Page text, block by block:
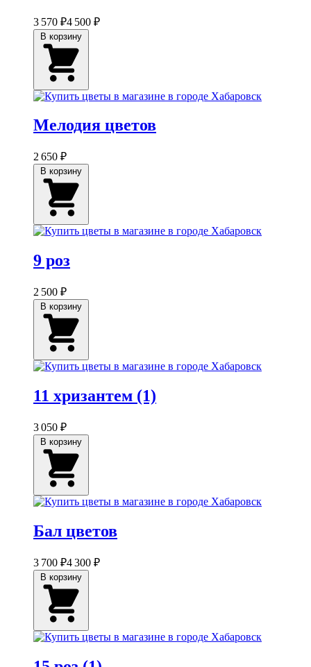
3 570 ₽4 500 ₽
Мелодия цветов
2 650 ₽
9 роз
2 500 ₽
11 хризантем (1)
3 050 ₽
Бал цветов
3 700 ₽4 300 ₽